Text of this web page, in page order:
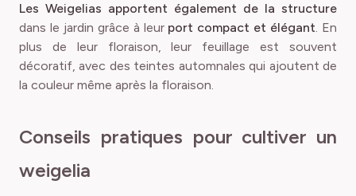
Les Weigelias apportent également de la structure
dans le jardin grâce à leur port compact et élégant. En
plus de leur floraison, leur feuillage est souvent
décoratif, avec des teintes automnales qui ajoutent de
la couleur même après la floraison.
Conseils pratiques pour cultiver un
weigelia